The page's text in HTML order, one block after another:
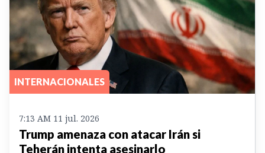
INTERNACIONALES
7:13 AM 11 jul. 2026
Trump amenaza con atacar Irán si
Teherán intenta asesinarlo